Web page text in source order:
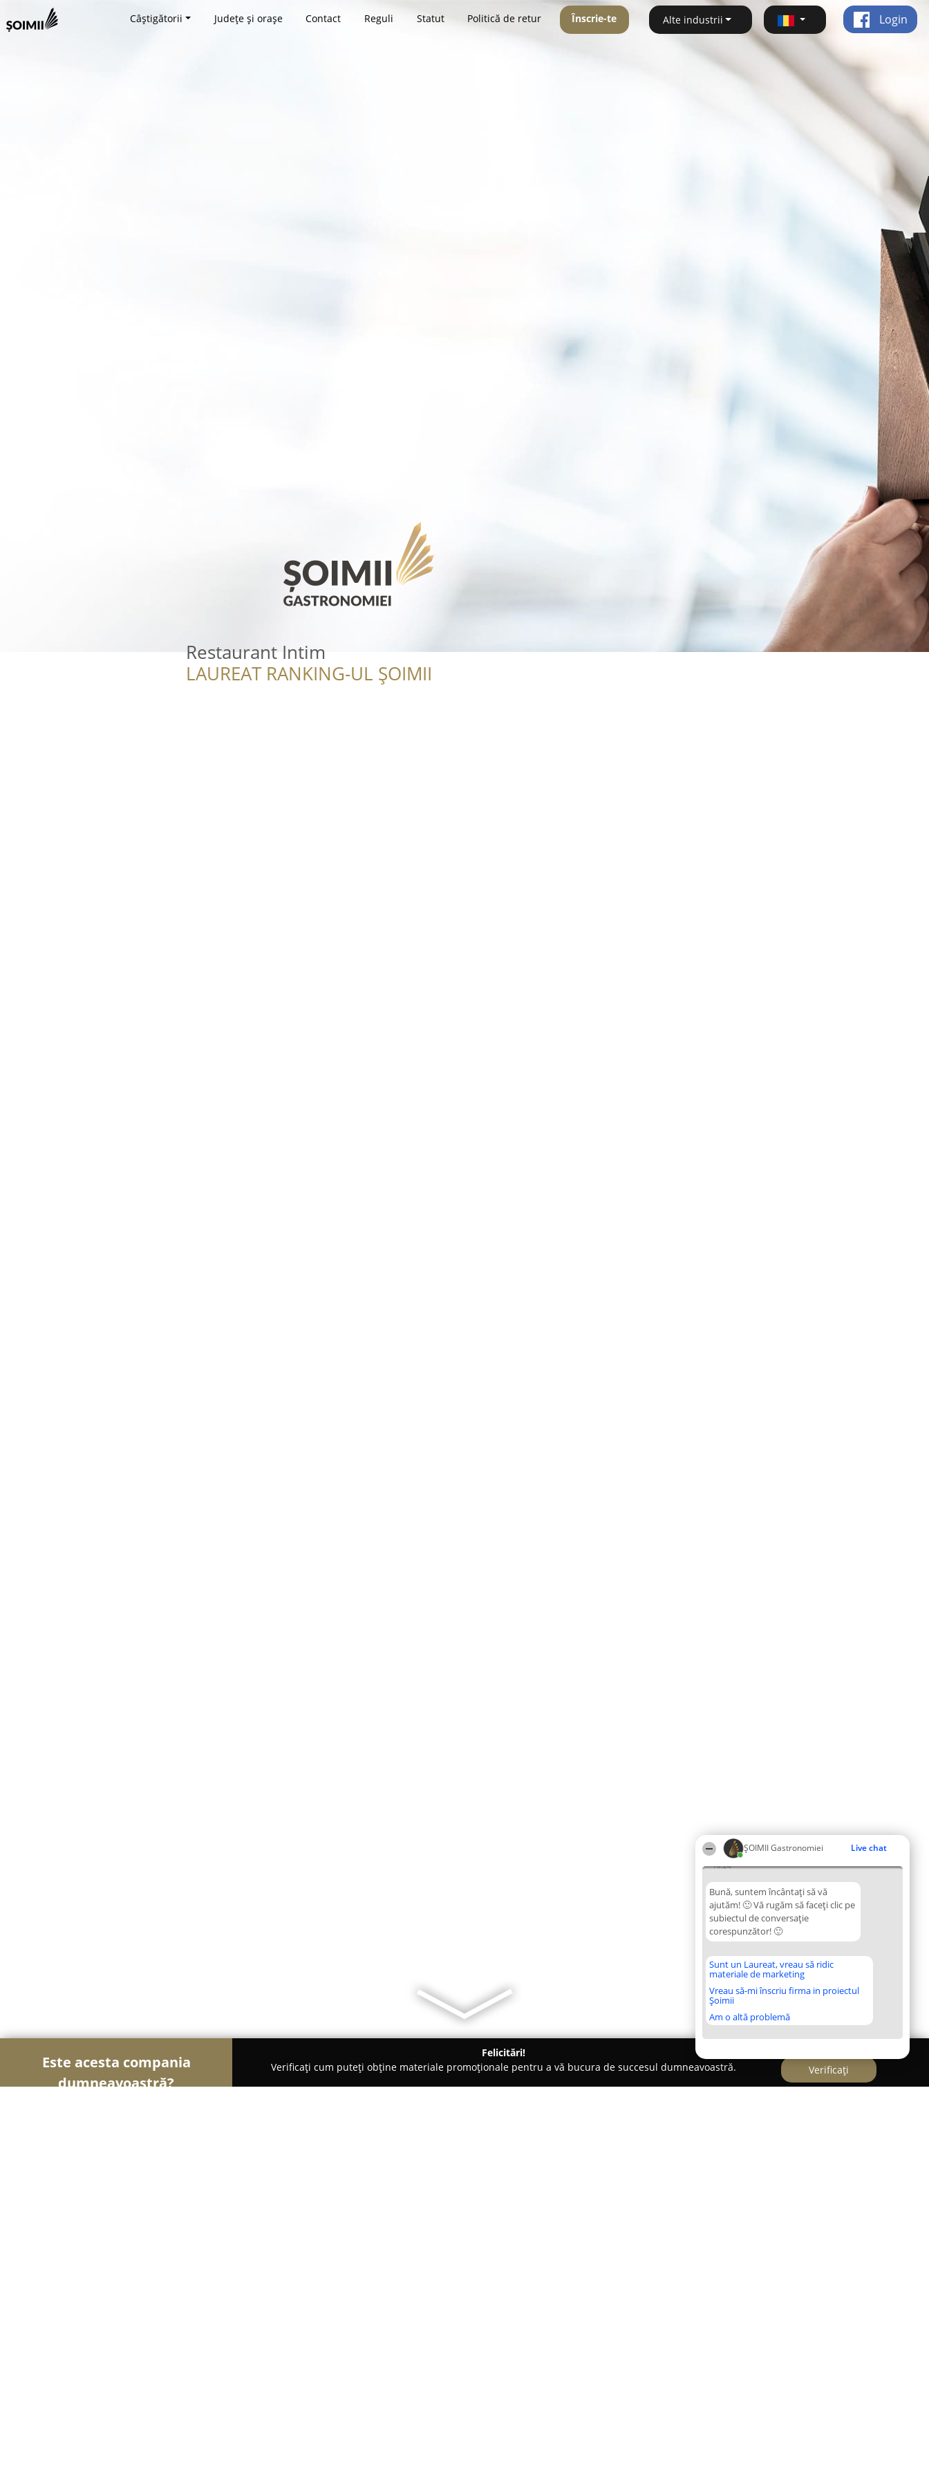
ȘOIMII Gastronomiei Live chat
10:24
Bună, suntem încântați să vă
ajutăm! 🙂 Vă rugăm să faceți clic pe
subiectul de conversație
corespunzător! 🙂
Sunt un Laureat, vreau să ridic
materiale de marketing
Vreau să-mi înscriu firma in proiectul
Șoimii
Am o altă problemă
Câștigătorii Județe și orașe Contact Reguli Statut Politică de retur Înscrie-te Alte industrii Login
Restaurant Intim
LAUREAT RANKING-UL ȘOIMII
Este acesta compania
dumneavoastră?
Felicitări!
Verificați cum puteți obține materiale promoționale pentru a vă bucura de succesul dumneavoastră.
Verificați